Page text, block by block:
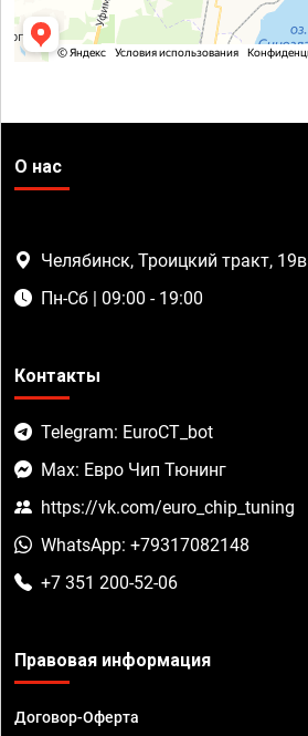
О нас
Челябинск, Троицкий тракт, 19в
Пн-Сб | 09:00 - 19:00
Контакты
Telegram: EuroCT_bot
Max: Евро Чип Тюнинг
https://vk.com/euro_chip_tuning
WhatsApp: +79317082148
+7 351 200-52-06
Правовая информация
Договор-Оферта